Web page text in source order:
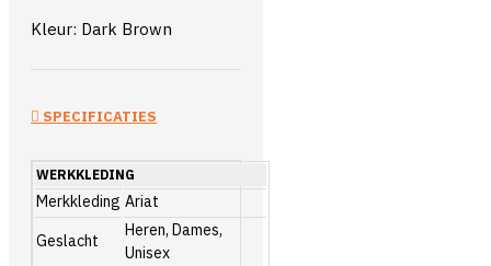
Kleur: Dark Brown
SPECIFICATIES
WERKKLEDING
Merkkleding Ariat
Geslacht
Heren, Dames,
Unisex